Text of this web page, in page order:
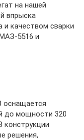
на нашей
впрыска
и качеством сварки
5516 и
оснащается
до мощности 320
решения,